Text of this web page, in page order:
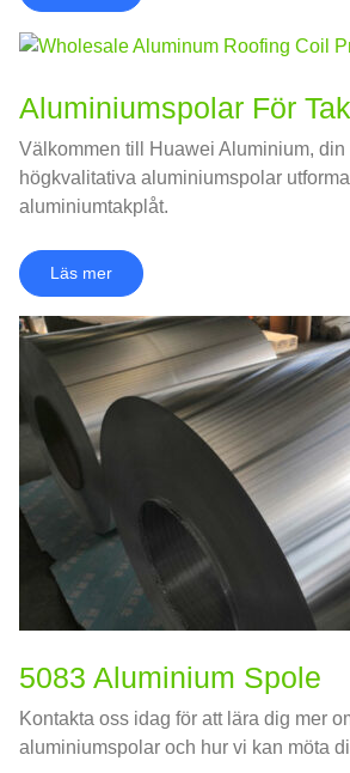
Aluminiumspolar För Tak
Välkommen till Huawei Aluminium,
högkvalitativa aluminiumspolar
aluminiumtakplåt.
Läs mer
5083 Aluminium Spole
Kontakta oss idag för att lära dig mer
aluminiumspolar och hur vi kan möta